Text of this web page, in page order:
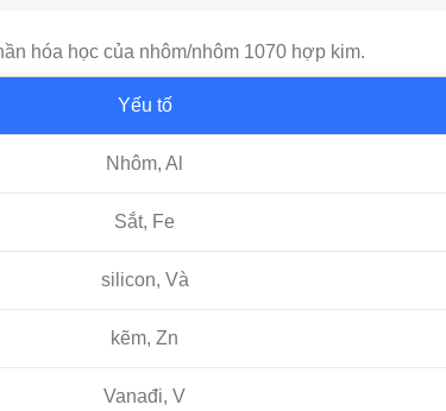
hóa học của nhôm/nhôm 1070 hợp kim.
Yếu tố
Nhôm, Al
Sắt, Fe
silicon, Và
kẽm, Zn
Vanađi, V